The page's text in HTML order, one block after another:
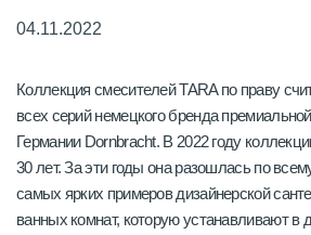
04.11.2022
Коллекция смесителей TARA по праву
всех серий немецкого бренда
Германии Dornbracht. В 2022 году
30 лет. За эти годы она разошлась по
самых ярких примеров дизайнерской
ванных комнат, которую устанавливают в